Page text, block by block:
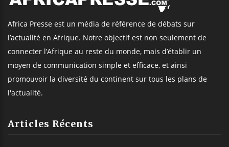
Africa Presse est un média de référence de débats sur
l’actualité en Afrique. Notre objectif est non seulement de
connecter l’Afrique au reste du monde, mais d’établir un
moyen de communication simple et efficace, et ainsi
promouvoir la diversité du continent sur tous les plans de
l'actualité.
Articles Récents